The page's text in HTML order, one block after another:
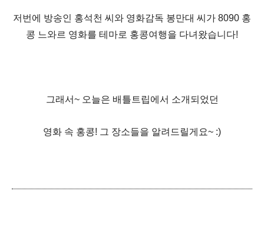
저번에 방송인 홍석천 씨와 영화감독 봉만대 씨가 8090 홍
콩 느와르 영화를 테마로 홍콩여행을 다녀왔습니다!
그래서~ 오늘은 배틀트립에서 소개되었던
영화 속 홍콩! 그 장소들을 알려드릴게요~ :)